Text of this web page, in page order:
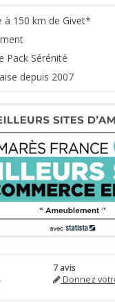
à 150 km de Givet*
Pack Sérénité
depuis 2007
7avis
Donnez